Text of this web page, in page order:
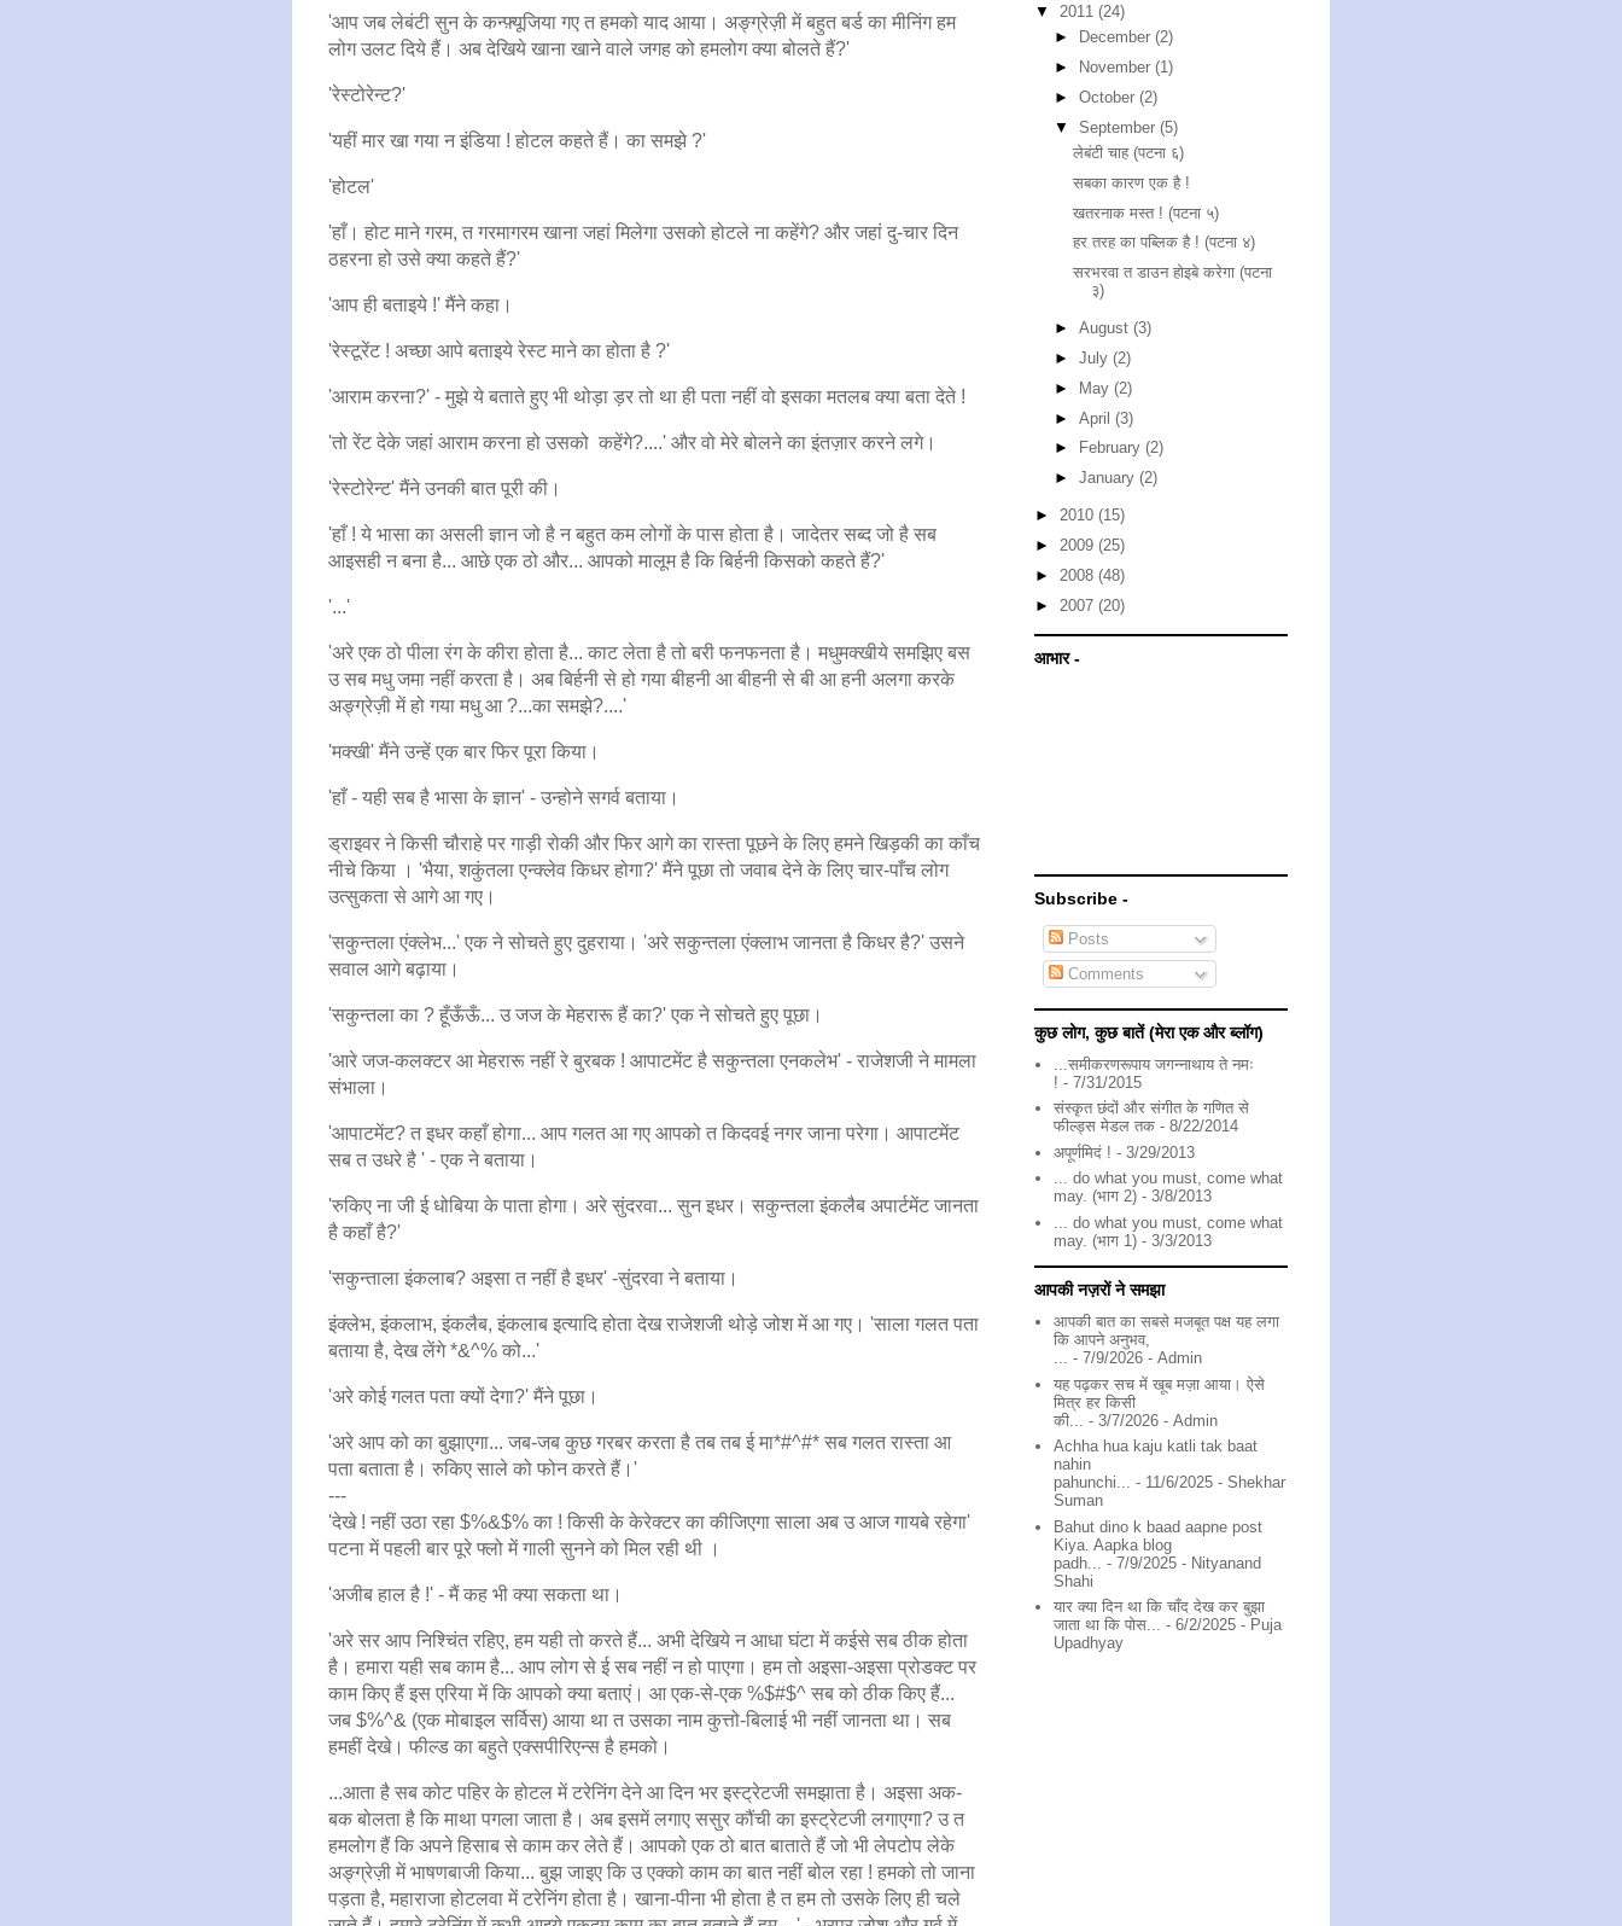
'आप जब लेबंटी सुन के कन्फ़्यूजिया गए त हमको याद आया। अङ्ग्रेज़ी में बहुत बर्ड का मीनिंग हम
लोग उलट दिये हैं। अब देखिये खाना खाने वाले जगह को हमलोग क्या बोलते हैं?'
'रेस्टोरेन्ट?'
'यहीं मार खा गया न इंडिया ! होटल कहते हैं। का समझे ?'
'होटल'
'हाँ। होट माने गरम, त गरमागरम खाना जहां मिलेगा उसको होटले ना कहेंगे? और जहां दु-चार दिन
ठहरना हो उसे क्या कहते हैं?'
'आप ही बताइये !' मैंने कहा।
'रेस्टूरेंट ! अच्छा आपे बताइये रेस्ट माने का होता है ?'
'आराम करना?' - मुझे ये बताते हुए भी थोड़ा ड़र तो था ही पता नहीं वो इसका मतलब क्या बता देते !
'तो रेंट देके जहां आराम करना हो उसको कहेंगे?....' और वो मेरे बोलने का इंतज़ार करने लगे।
'रेस्टोरेन्ट' मैंने उनकी बात पूरी की।
'हाँ ! ये भासा का असली ज्ञान जो है न बहुत कम लोगों के पास होता है। जादेतर सब्द जो है सब
आइसही न बना है... आछे एक ठो और... आपको मालूम है कि बिर्हनी किसको कहते हैं?'
'...'
'अरे एक ठो पीला रंग के कीरा होता है... काट लेता है तो बरी फनफनता है। मधुमक्खीये समझिए बस
उ सब मधु जमा नहीं करता है। अब बिर्हनी से हो गया बीहनी आ बीहनी से बी आ हनी अलगा करके
अङ्ग्रेज़ी में हो गया मधु आ ?...का समझे?....'
'मक्खी' मैंने उन्हें एक बार फिर पूरा किया।
'हाँ - यही सब है भासा के ज्ञान' - उन्होने सगर्व बताया।
ड्राइवर ने किसी चौराहे पर गाड़ी रोकी और फिर आगे का रास्ता पूछने के लिए हमने खिड़की का काँच
नीचे किया । 'भैया, शकुंतला एन्क्लेव किधर होगा?' मैंने पूछा तो जवाब देने के लिए चार-पाँच लोग
उत्सुकता से आगे आ गए।
'सकुन्तला एंक्लेभ...' एक ने सोचते हुए दुहराया। 'अरे सकुन्तला एंक्लाभ जानता है किधर है?' उसने
सवाल आगे बढ़ाया।
'सकुन्तला का ? हूँऊँऊँ... उ जज के मेहरारू हैं का?' एक ने सोचते हुए पूछा।
'आरे जज-कलक्टर आ मेहरारू नहीं रे बुरबक ! आपाटमेंट है सकुन्तला एनकलेभ' - राजेशजी ने मामला
संभाला।
'आपाटमेंट? त इधर कहाँ होगा... आप गलत आ गए आपको त किदवई नगर जाना परेगा। आपाटमेंट
सब त उधरे है ' - एक ने बताया।
'रुकिए ना जी ई धोबिया के पाता होगा। अरे सुंदरवा... सुन इधर। सकुन्तला इंकलैब अपार्टमेंट जानता
है कहाँ है?'
'सकुन्ताला इंकलाब? अइसा त नहीं है इधर' -सुंदरवा ने बताया।
इंक्लेभ, इंकलाभ, इंकलैब, इंकलाब इत्यादि होता देख राजेशजी थोड़े जोश में आ गए। 'साला गलत पता
बताया है, देख लेंगे *&^% को...'
'अरे कोई गलत पता क्यों देगा?' मैंने पूछा।
'अरे आप को का बुझाएगा... जब-जब कुछ गरबर करता है तब तब ई मा*#^#* सब गलत रास्ता आ
पता बताता है। रुकिए साले को फोन करते हैं।'
---
'देखे ! नहीं उठा रहा $%&$% का ! किसी के केरेक्टर का कीजिएगा साला अब उ आज गायबे रहेगा'
पटना में पहली बार पूरे फ्लो में गाली सुनने को मिल रही थी ।
'अजीब हाल है !' - मैं कह भी क्या सकता था।
'अरे सर आप निश्चिंत रहिए, हम यही तो करते हैं... अभी देखिये न आधा घंटा में कईसे सब ठीक होता
है। हमारा यही सब काम है... आप लोग से ई सब नहीं न हो पाएगा। हम तो अइसा-अइसा प्रोडक्ट पर
काम किए हैं इस एरिया में कि आपको क्या बताएं। आ एक-से-एक %$#$^ सब को ठीक किए हैं...
जब $%^& (एक मोबाइल सर्विस) आया था त उसका नाम कुत्तो-बिलाई भी नहीं जानता था। सब
हमहीं देखे। फील्ड का बहुते एक्सपीरिएन्स है हमको।
...आता है सब कोट पहिर के होटल में टरेनिंग देने आ दिन भर इस्ट्रेटजी समझाता है। अइसा अक-
बक बोलता है कि माथा पगला जाता है। अब इसमें लगाए ससुर कौंची का इस्ट्रेटजी लगाएगा? उ त
हमलोग हैं कि अपने हिसाब से काम कर लेते हैं। आपको एक ठो बात बाताते हैं जो भी लेपटोप लेके
अङ्ग्रेज़ी में भाषणबाजी किया... बुझ जाइए कि उ एक्को काम का बात नहीं बोल रहा ! हमको तो जाना
पड़ता है, महाराजा होटलवा में टरेनिंग होता है। खाना-पीना भी होता है त हम तो उसके लिए ही चले
▼ 2011 (24)
►
December (2)
►
November (1)
► October (2)
▼ September (5)
लेबंटी चाह (पटना ६)
सबका कारण एक है !
खतरनाक मस्त ! (पटना ५)
हर तरह का पब्लिक है ! (पटना ४)
सरभरवा त डाउन होइबे करेगा (पटना
३)
► August (3)
► July (2)
►
May (2)
► April (3)
►
February (2)
► January (2)
► 2010 (15)
► 2009 (25)
► 2008 (48)
► 2007 (20)
आभार -
Subscribe -
Posts
Comments
कुछ लोग, कुछ बातें (मेरा एक और ब्लॉग)
...समीकरणरूपाय जगन्नाथाय ते नमः
! - 7/31/2015
संस्कृत छंदों और संगीत के गणित से
फील्ड्स मेडल तक - 8/22/2014
अपूर्णमिदं ! - 3/29/2013
... do what you must, come what
may. (भाग 2) - 3/8/2013
... do what you must, come what
may. (भाग 1) - 3/3/2013
आपकी नज़रों ने समझा
आपकी बात का सबसे मजबूत पक्ष यह लगा
कि आपने अनुभव,
... - 7/9/2026 - Admin
यह पढ़कर सच में खूब मज़ा आया। ऐसे
मित्र हर किसी
की...
- 3/7/2026 - Admin
Achha hua kaju katli tak baat
nahin
pahunchi... - 11/6/2025 - Shekhar
Suman
Bahut dino k baad aapne post
Kiya. Aapka blog
padh...
- 7/9/2025 - Nityanand
Shahi
यार क्या दिन था कि चाँद देख कर बुझा
जाता था कि पोस... - 6/2/2025 - Puja
Upadhyay